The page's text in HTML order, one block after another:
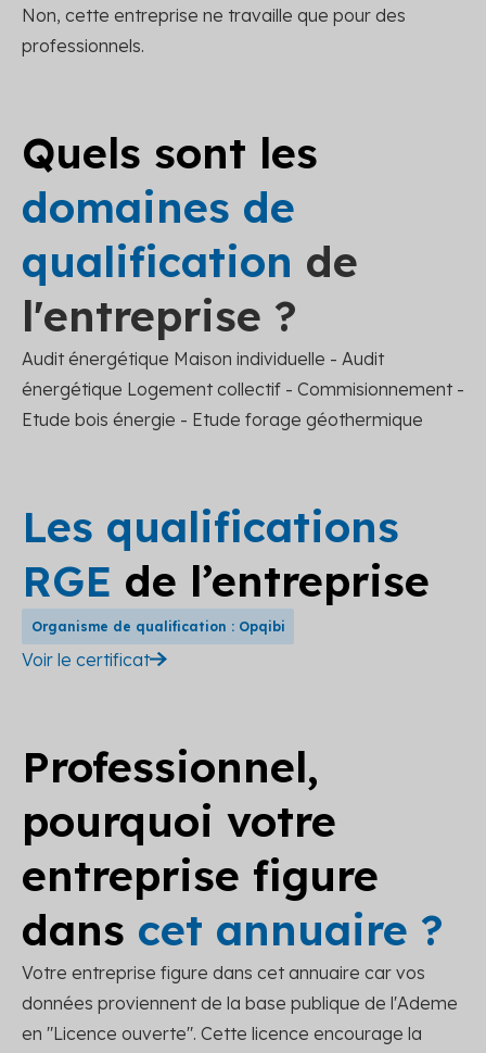
Non, cette entreprise ne travaille que pour des
professionnels.
Quels sont les
domaines de
qualification de
l'entreprise ?
Audit énergétique Maison individuelle - Audit
énergétique Logement collectif - Commisionnement -
Etude bois énergie - Etude forage géothermique
Les qualifications
RGE de l’entreprise
Organisme de qualification : Opqibi
Voir le certificat
Professionnel,
pourquoi votre
entreprise figure
dans cet annuaire ?
Votre entreprise figure dans cet annuaire car vos
données proviennent de la base publique de l'Ademe
en "Licence ouverte". Cette licence encourage la